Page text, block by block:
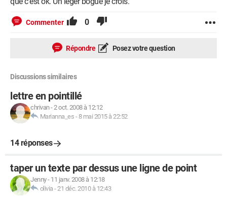
Commenter 0
Répondre Posez votre question
Discussions similaires
lettre en pointillé
chrivan-2 oct. 2008 à 12:12
Marianna_es - 8 mai 2015 à 22:52
14 réponses
taper un texte par dessus une ligne de point
Jenny- 11 janv. 2008 à 12:18
olivia -21 déc. 2010 à 12:43